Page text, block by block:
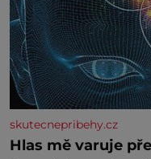
skutecnepribehy.cz
Hlas mě varuje